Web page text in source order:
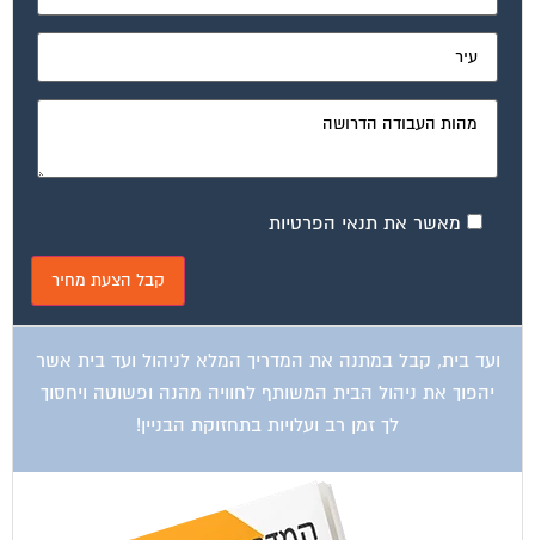
מאשר את תנאי הפרטיות
ועד בית, קבל במתנה את המדריך המלא לניהול ועד בית אשר
יהפוך את ניהול הבית המשותף לחוויה מהנה ופשוטה ויחסוך
לך זמן רב ועלויות בתחזוקת הבניין!